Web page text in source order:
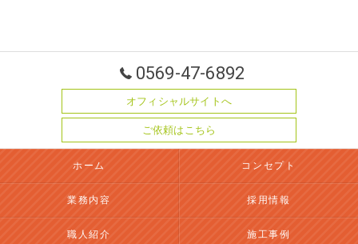
0569-47-6892
オフィシャルサイトへ
ご依頼はこちら
ホーム コンセプト
業務内容 採用情報
職人紹介 施工事例